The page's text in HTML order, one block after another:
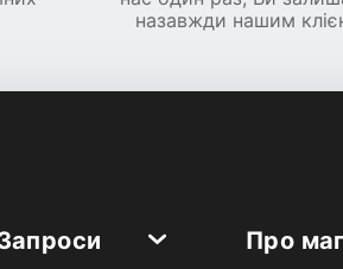
назавжди нашим
Про